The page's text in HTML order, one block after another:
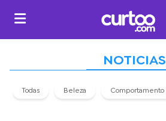
NOTICIAS
Todas Beleza Comportamento